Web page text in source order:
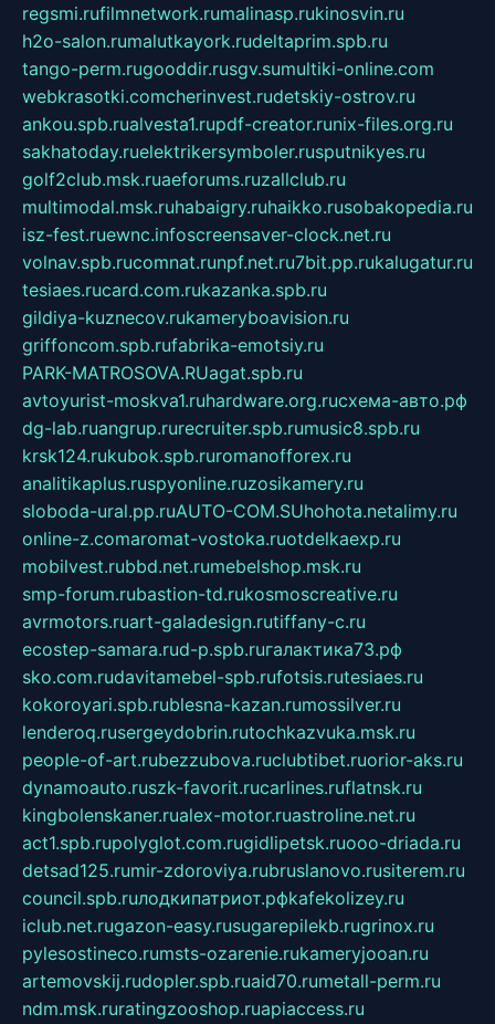
regsmi.rufilmnetwork.rumalinasp.rukinosvin.ru
h2o-salon.rumalutkayork.rudeltaprim.spb.ru
tango-perm.rugooddir.rusgv.sumultiki-online.com
webkrasotki.comcherinvest.rudetskiy-ostrov.ru
ankou.spb.rualvesta1.rupdf-creator.runix-files.org.ru
sakhatoday.ruelektrikersymboler.rusputnikyes.ru
golf2club.msk.ruaeforums.ruzallclub.ru
multimodal.msk.ruhabaigry.ruhaikko.rusobakopedia.ru
isz-fest.ruewnc.infoscreensaver-clock.net.ru
volnav.spb.rucomnat.runpf.net.ru7bit.pp.rukalugatur.ru
tesiaes.rucard.com.rukazanka.spb.ru
gildiya-kuznecov.rukameryboavision.ru
griffoncom.spb.rufabrika-emotsiy.ru
PARK-MATROSOVA.RUagat.spb.ru
avtoyurist-moskva1.ruhardware.org.ruсхема-авто.рф
dg-lab.ruangrup.rurecruiter.spb.rumusic8.spb.ru
krsk124.rukubok.spb.ruromanofforex.ru
analitikaplus.ruspyonline.ruzosikamery.ru
sloboda-ural.pp.ruAUTO-COM.SUhohota.netalimy.ru
online-z.comaromat-vostoka.ruotdelkaexp.ru
mobilvest.rubbd.net.rumebelshop.msk.ru
smp-forum.rubastion-td.rukosmoscreative.ru
avrmotors.ruart-galadesign.rutiffany-c.ru
ecostep-samara.rud-p.spb.ruгалактика73.рф
sko.com.rudavitamebel-spb.rufotsis.rutesiaes.ru
kokoroyari.spb.rublesna-kazan.rumossilver.ru
lenderoq.rusergeydobrin.rutochkazvuka.msk.ru
people-of-art.rubezzubova.ruclubtibet.ruorior-aks.ru
dynamoauto.ruszk-favorit.rucarlines.ruflatnsk.ru
kingbolenskaner.rualex-motor.ruastroline.net.ru
act1.spb.rupolyglot.com.rugidlipetsk.ruooo-driada.ru
detsad125.rumir-zdoroviya.rubruslanovo.rusiterem.ru
council.spb.ruлодкипатриот.рфkafekolizey.ru
iclub.net.rugazon-easy.rusugarepilekb.rugrinox.ru
pylesostineco.rumsts-ozarenie.rukameryjooan.ru
artemovskij.rudopler.spb.ruaid70.rumetall-perm.ru
ndm.msk.ruratingzooshop.ruapiaccess.ru